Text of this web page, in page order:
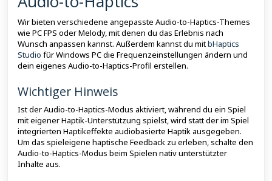
Wir bieten verschiedene angepasste Audio-to-Haptics-Themes
wie PC FPS oder Melody, mit denen du das Erlebnis nach
Wunsch anpassen kannst. Außerdem kannst du mitbHaptics
Studio für Windows PC die Frequenzeinstellungen ändern und
dein eigenes Audio-to-Haptics-Profil erstellen.
Wichtiger Hinweis
Ist der Audio-to-Haptics-Modus aktiviert, während du ein Spiel
mit eigener Haptik-Unterstützung spielst, wird statt der im Spiel
integrierten Haptikeffekte audiobasierte Haptik ausgegeben.
Um das spieleigene haptische Feedback zu erleben, schalte den
Audio-to-Haptics-Modus beim Spielen nativ unterstützter
Inhalte aus.